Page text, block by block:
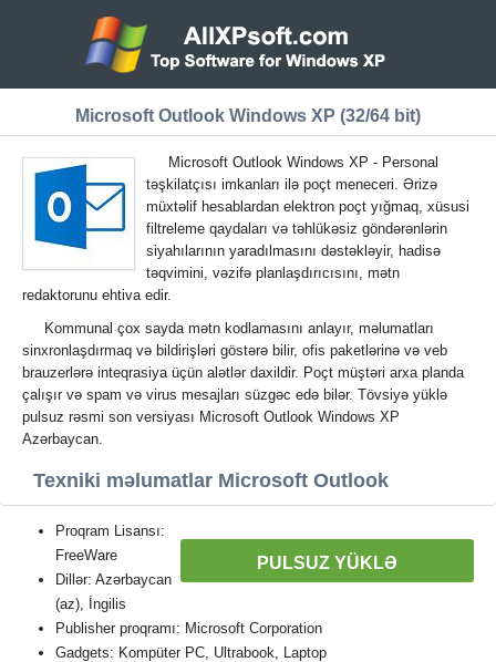
Microsoft Outlook Windows XP (32/64 bit)
Microsoft Outlook Windows XP - Personal
təşkilatçısı imkanları ilə poçt meneceri. Ərizə
müxtəlif hesablardan elektron poçt yığmaq, xüsusi
filtreleme qaydaları və təhlükəsiz göndərənlərin
siyahılarının yaradılmasını dəstəkləyir, hadisə
təqvimini, vəzifə planlaşdırıcısını, mətn
redaktorunu ehtiva edir.
Kommunal çox sayda mətn kodlamasını anlayır, məlumatları
sinxronlaşdırmaq və bildirişləri göstərə bilir, ofis paketlərinə və veb
brauzerlərə inteqrasiya üçün alətlər daxildir. Poçt müştəri arxa planda
çalışır və spam və virus mesajları süzgəc edə bilər. Tövsiyə yüklə
pulsuz rəsmi son versiyası Microsoft Outlook Windows XP
Azərbaycan.
Texniki məlumatlar Microsoft Outlook
PULSUZ YÜKLƏ
Proqram Lisansı:
FreeWare
Dillər: Azərbaycan
(az), İngilis
Publisher proqramı: Microsoft Corporation
Gadgets: Kompüter PC, Ultrabook, Laptop